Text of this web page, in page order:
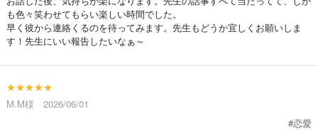
も色々笑わせてもらい楽しい時間でした。
早く彼から連絡くるのを待ってみます。先生もどうか宜しくお願いしま
す！先生にいい報告したいなぁ～
★★★★★
M.M様 2026/06/01
#恋愛